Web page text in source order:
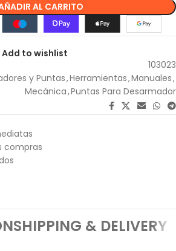
AL CARRITO
Add to wishlist
103023
y Puntas,Herramientas,Manuales,
Mecánica,Puntas Para Desarmador
compras
SHIPPING & DELIVERY